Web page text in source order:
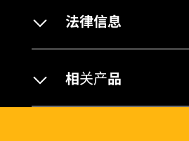
法律信息
相关产品